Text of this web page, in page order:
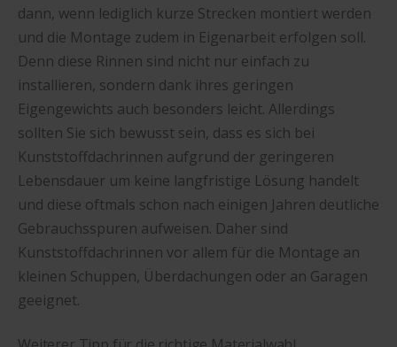
dann, wenn lediglich kurze Strecken montiert werden
und die Montage zudem in Eigenarbeit erfolgen soll.
Denn diese Rinnen sind nicht nur einfach zu
installieren, sondern dank ihres geringen
Eigengewichts auch besonders leicht. Allerdings
sollten Sie sich bewusst sein, dass es sich bei
Kunststoffdachrinnen aufgrund der geringeren
Lebensdauer um keine langfristige Lösung handelt
und diese oftmals schon nach einigen Jahren deutliche
Gebrauchsspuren aufweisen. Daher sind
Kunststoffdachrinnen vor allem für die Montage an
kleinen Schuppen, Überdachungen oder an Garagen
geeignet.